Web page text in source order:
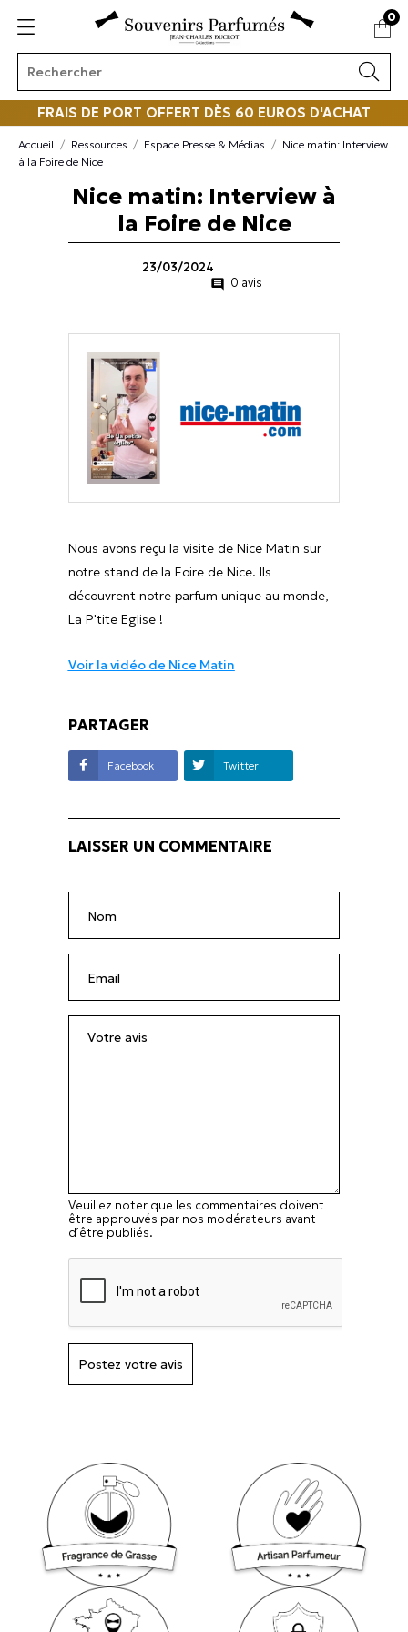
0
FRAIS DE PORT OFFERT DÈS 60 EUROS D'ACHAT
Accueil Ressources Espace Presse & Médias
Nice matin: Interview
à la Foire de Nice
Nice matin: Interview à
la Foire de Nice
23/03/2024
comment 0 avis
Nous avons reçu la visite de Nice Matin sur
notre stand de la Foire de Nice. Ils
découvrent notre parfum unique au monde,
La P'tite Eglise !
Voir la vidéo de Nice Matin
PARTAGER
Facebook Twitter
LAISSER UN COMMENTAIRE
Veuillez noter que les commentaires doivent
être approuvés par nos modérateurs avant
d’être publiés.
Postez votre avis